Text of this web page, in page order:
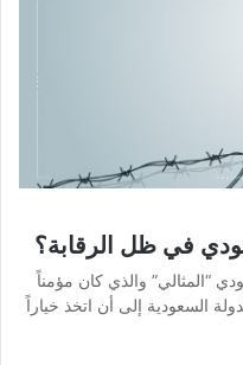
في ظل الرقابة؟
“المثالي” والذي كان مؤمناً
السعودية إلى أن اتخذ خياراً